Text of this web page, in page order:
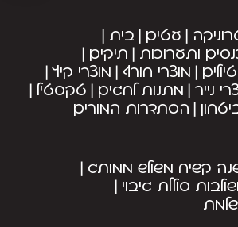
עטים בית
ותערוכות תיקים
מוצרי חורף מוצרי קיץ
נייר מתנות לחגים טקסטיל
הסתדרות המורים
קשיח משולש ממותג
סוללת גיבוי